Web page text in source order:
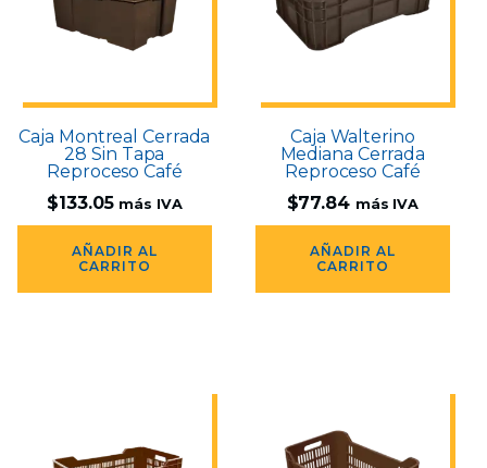
Caja Montreal Cerrada
28 Sin Tapa
Reproceso Café
$133.05 más IVA
AÑADIR AL
CARRITO
Caja Walterino
Mediana Cerrada
Reproceso Café
$77.84 más IVA
AÑADIR AL
CARRITO